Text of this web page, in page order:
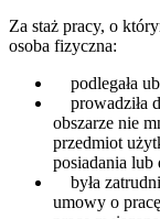
Za staż pracy, o
osoba fizyczna:
podlegała
prowadziła
obszarze nie
przedmiot
posiadania
była
umowy o